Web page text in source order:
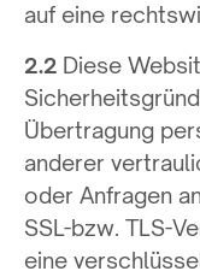
auf eine
2.2 Diese
Übertragung
anderer
oder Anfragen
SSL-bzw. TLS-
eine